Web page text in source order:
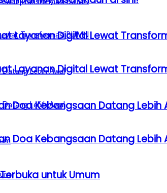
Layanan Digital Lewat
Doa Kebangsaan Datang Lebih
untuk Umum
Layanan Digital Lewat
Doa Kebangsaan Datang Lebih